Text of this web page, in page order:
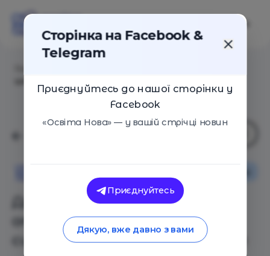
Джордж и Амаль Клуни
откроют школы для
сирийских беженцев в Ливане
Сторінка на Facebook &
Telegram
Приєднуйтесь до нашої сторінки у
Facebook
«Освіта Нова» — у вашій стрічці новин
Приєднуйтесь
Дякую, вже давно з вами